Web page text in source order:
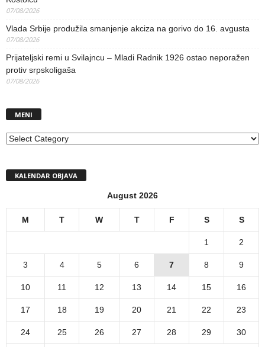
07/08/2026
Vlada Srbije produžila smanjenje akciza na gorivo do 16. avgusta
07/08/2026
Prijateljski remi u Svilajncu – Mladi Radnik 1926 ostao neporažen
protiv srpskoligaša
07/08/2026
MENI
MENI
KALENDAR OBJAVA
August 2026
M T W T F S S
1 2
3 4 5 6 7 8 9
10 11 12 13 14 15 16
17 18 19 20 21 22 23
24 25 26 27 28 29 30